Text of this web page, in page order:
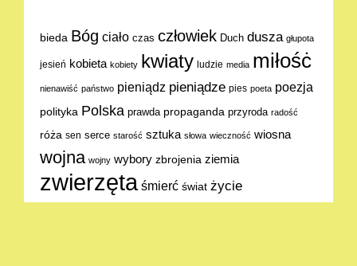
bieda Bóg ciało czas człowiek Duch dusza głupota
jesień kobieta kobiety kwiaty ludzie media miłośċ
nienawiść państwo pieniądz pieniądze pies poeta poezja
polityka Polska prawda propaganda przyroda radość
róża sen serce starość sztuka słowa wieczność wiosna
wojna wojny wybory zbrojenia ziemia
zwierzęta śmierć świat życie